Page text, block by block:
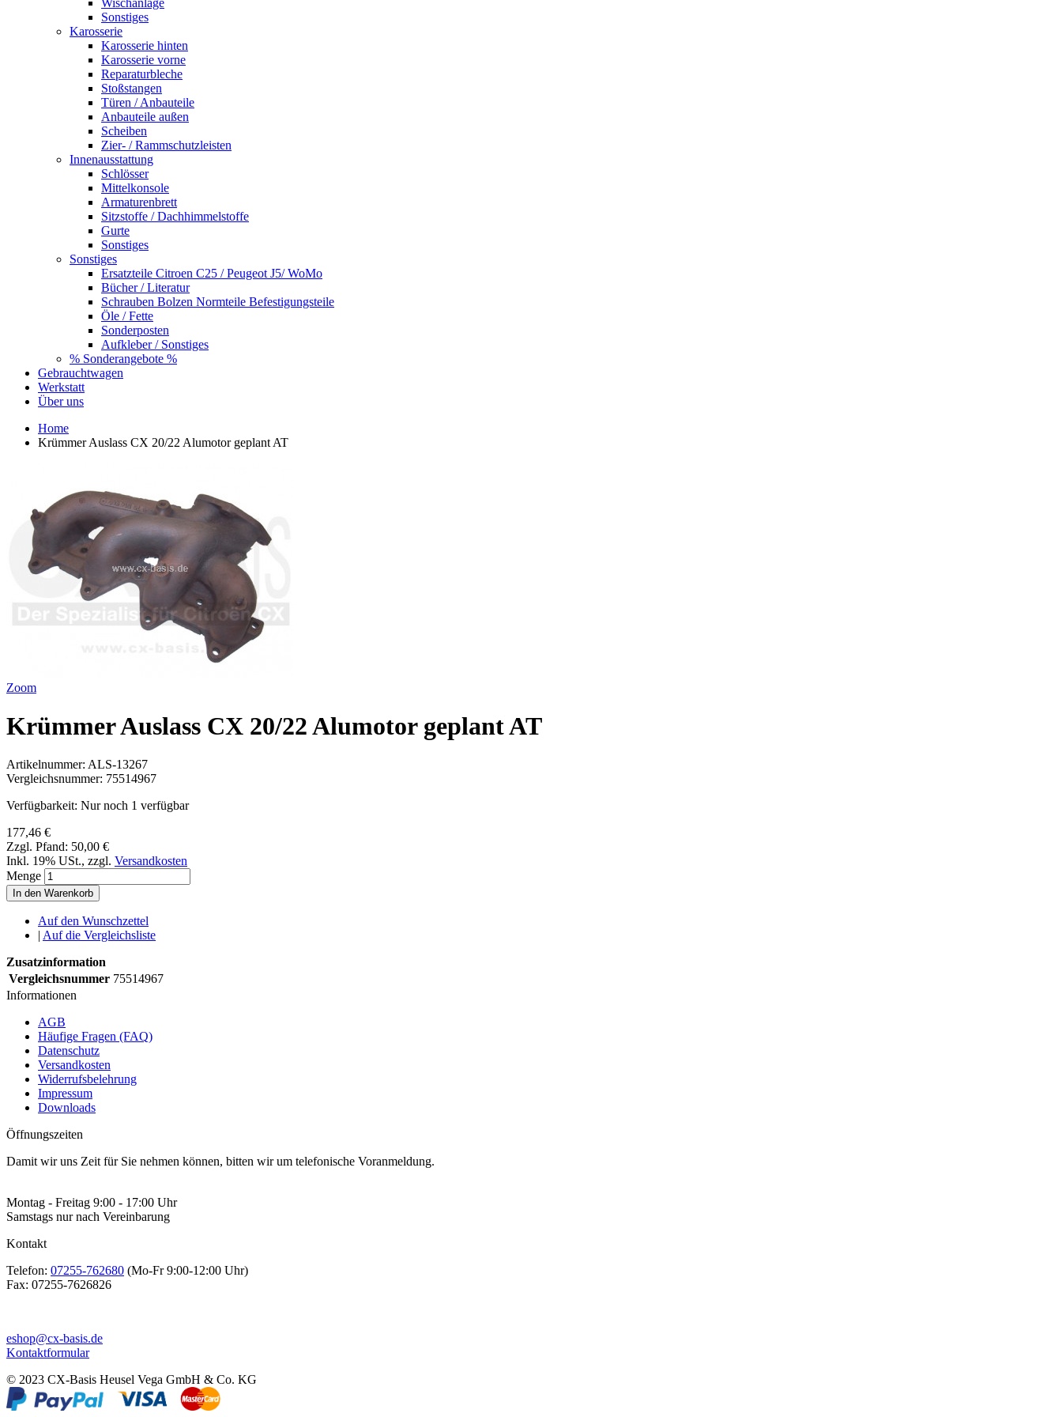
Sonstiges
Karosserie
Karosserie hinten
Karosserie vorne
Reparaturbleche
Stoßstangen
Türen / Anbauteile
Anbauteile außen
Scheiben
Zier- / Rammschutzleisten
Innenausstattung
Schlösser
Mittelkonsole
Armaturenbrett
Sitzstoffe / Dachhimmelstoffe
Gurte
Sonstiges
Sonstiges
Ersatzteile Citroen C25 / Peugeot J5/ WoMo
Bücher / Literatur
Schrauben Bolzen Normteile Befestigungsteile
Öle / Fette
Sonderposten
Aufkleber / Sonstiges
% Sonderangebote %
Gebrauchtwagen
Werkstatt
Über uns
Home
Krümmer Auslass CX 20/22 Alumotor geplant AT
Zoom
Krümmer Auslass CX 20/22 Alumotor geplant AT
Artikelnummer: ALS-13267
Vergleichsnummer: 75514967
Verfügbarkeit: Nur noch 1 verfügbar
177,46 €
Zzgl. Pfand: 50,00 €
Inkl. 19% USt., zzgl. Versandkosten
Menge
In den Warenkorb
Auf den Wunschzettel
| Auf die Vergleichsliste
Zusatzinformation
Vergleichsnummer 75514967
Informationen
AGB
Häufige Fragen (FAQ)
Datenschutz
Versandkosten
Widerrufsbelehrung
Impressum
Downloads
Öffnungszeiten
Damit wir uns Zeit für Sie nehmen können, bitten wir um telefonische Voranmeldung.
Montag - Freitag 9:00 - 17:00 Uhr
Samstags nur nach Vereinbarung
Kontakt
Telefon: 07255-762680 (Mo-Fr 9:00-12:00 Uhr)
Fax: 07255-7626826
eshop@cx-basis.de
Kontaktformular
© 2023 CX-Basis Heusel Vega GmbH & Co. KG